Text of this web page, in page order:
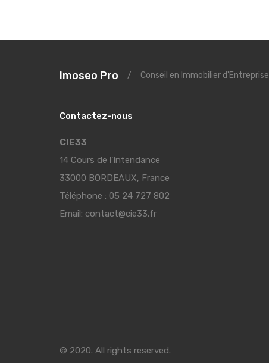
Imoseo Pro / Conseil en Immobilier
Contactez-nous
CIE33
14 Cours de l’Intendance
33000 BORDEAUX, France
Téléphone : 05 24 727 802
Email: contact@cie33.fr
© 2020. All rights reserved.